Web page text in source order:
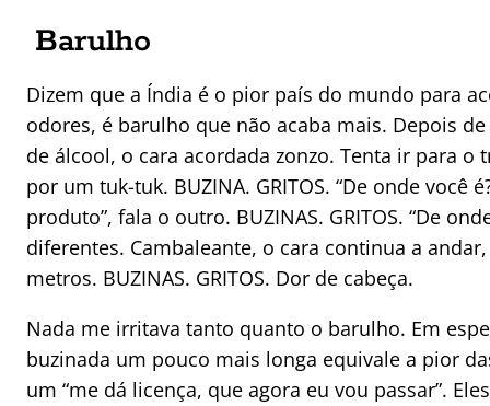
Barulho
Dizem que a Índia é o pior país do mundo para
odores, é barulho que não acaba mais. Depois
de álcool, o cara acordada zonzo. Tenta ir para
por um tuk-tuk. BUZINA. GRITOS. “De onde você
produto”, fala o outro. BUZINAS. GRITOS. “De
diferentes. Cambaleante, o cara continua a
metros. BUZINAS. GRITOS. Dor de cabeça.
Nada me irritava tanto quanto o barulho. Em
buzinada um pouco mais longa equivale a pior
um “me dá licença, que agora eu vou passar”.